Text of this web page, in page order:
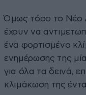
Όμως τόσο το Νέο
έχουν να
ένα φορτισμένο
ενημέρωσης της
για όλα τα δεινά,
κλιμάκωση της